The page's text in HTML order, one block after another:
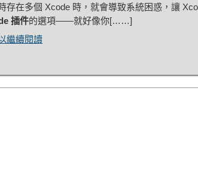
存在多個 Xcode 時，就會導致系統困惑，讓
插件的選項——就好像你[……]
繼續閱讀